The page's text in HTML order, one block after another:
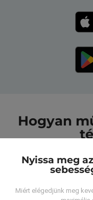
Hogyan
Nyissa meg
Miért elégedjünk meg